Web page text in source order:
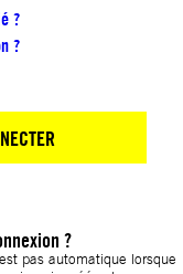
?
?
?
pas automatique lorsque